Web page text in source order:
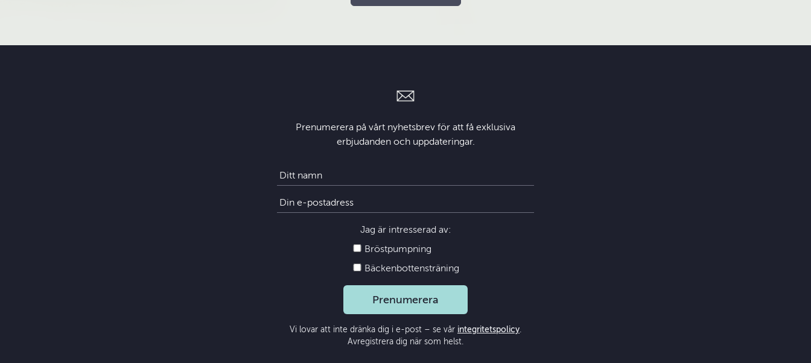
Prenumerera på vårt nyhetsbrev för att få exklusiva
erbjudanden och uppdateringar.
Jag är intresserad av:
Bröstpumpning
Bäckenbottensträning
Prenumerera
Vi lovar att inte dränka dig i e-post – se vår integritetspolicy.
Avregistrera dig när som helst.